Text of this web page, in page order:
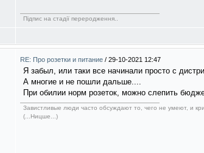
Підпис на стадії переродження..
RE: Про розетки и питание / 29-10-2021 12:47
Я забыл, или таки все начинали просто с
А многие и не пошли дальше....
При обилии норм розеток, можно слепить
Завистливые люди часто обсуждают то, чего не умеют, и
(...Ницше...)